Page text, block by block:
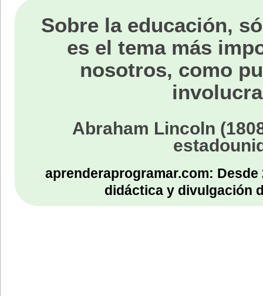
Sobre la educación,
es el tema más
nosotros, como
Abraham Lincoln
aprenderaprogramar.com:
didáctica y divulgación